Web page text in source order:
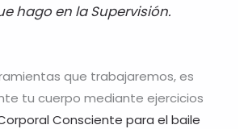
hago en la Supervisión.
que trabajaremos, es
tu cuerpo mediante ejercicios
Consciente para el baile